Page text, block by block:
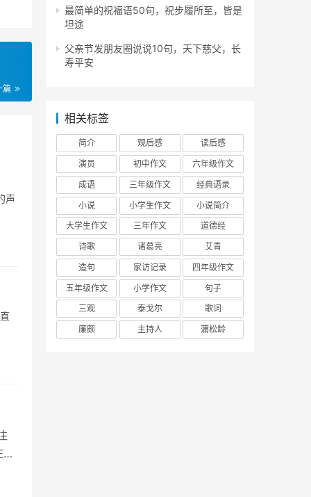
篇
声
最简单的祝福语50句，祝步履所至，皆是
坦途
父亲节发朋友圈说说10句，天下慈父，长
寿平安
相关标签
简介 观后感
读后感
演员
初中作文
六年级作文
成语
三年级作文
经典语录
小说
小学生作文
小说简介
大学生作文
三年作文
道德经
诗歌
诸葛亮
艾青
造句
家访记录
四年级作文
五年级作文
小学作文
句子
三观
泰戈尔
歌词
廉颇
主持人 蒲松龄